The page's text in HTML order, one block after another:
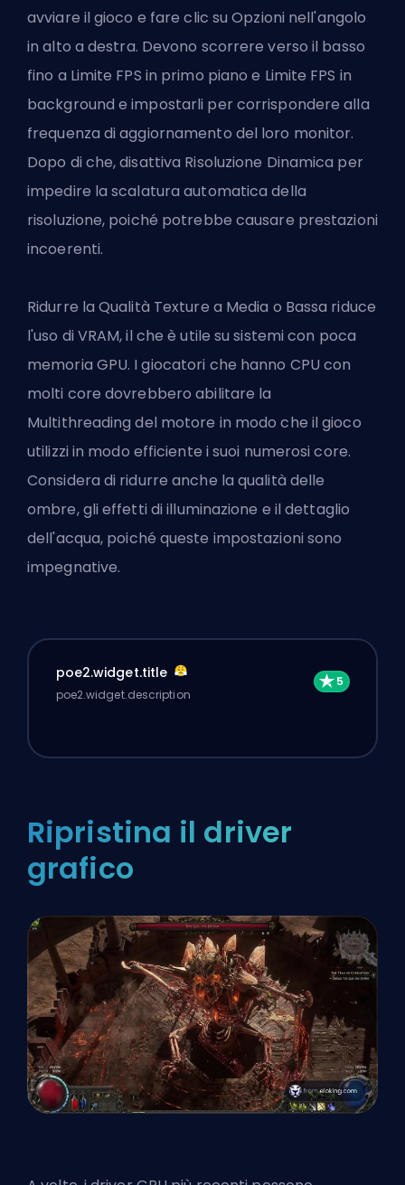
avviare il gioco e fare clic su Opzioni nell'angolo
in alto a destra. Devono scorrere verso il basso
fino a Limite FPS in primo piano e Limite FPS in
background e impostarli per corrispondere alla
frequenza di aggiornamento del loro monitor.
Dopo di che, disattiva Risoluzione Dinamica per
impedire la scalatura automatica della
risoluzione, poiché potrebbe causare prestazioni
incoerenti.
Ridurre la Qualità Texture a Media o Bassa riduce
l'uso di VRAM, il che è utile su sistemi con poca
memoria GPU. I giocatori che hanno CPU con
molti core dovrebbero abilitare la
Multithreading del motore in modo che il gioco
utilizzi in modo efficiente i suoi numerosi core.
Considera di ridurre anche la qualità delle
ombre, gli effetti di illuminazione e il dettaglio
dell'acqua, poiché queste impostazioni sono
impegnative.
poe2.widget.title
poe2.widget.description
Ripristina il driver
grafico